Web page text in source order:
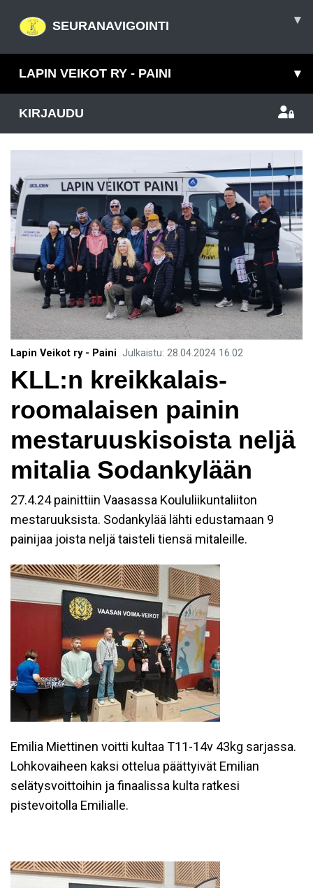
SEURANAVIGOINTI ▾
LAPIN VEIKOT RY - PAINI ▾
KIRJAUDU
Lapin Veikot ry - Paini Julkaistu: 28.04.2024 16.02
KLL:n kreikkalais-
roomalaisen painin
mestaruuskisoista neljä
mitalia Sodankylään
27.4.24 painittiin Vaasassa Koululiikuntaliiton
mestaruuksista. Sodankylää lähti edustamaan 9
painijaa joista neljä taisteli tiensä mitaleille.
Emilia Miettinen voitti kultaa T11-14v 43kg sarjassa.
Lohkovaiheen kaksi ottelua päättyivät Emilian
selätysvoittoihin ja finaalissa kulta ratkesi
pistevoitolla Emilialle.